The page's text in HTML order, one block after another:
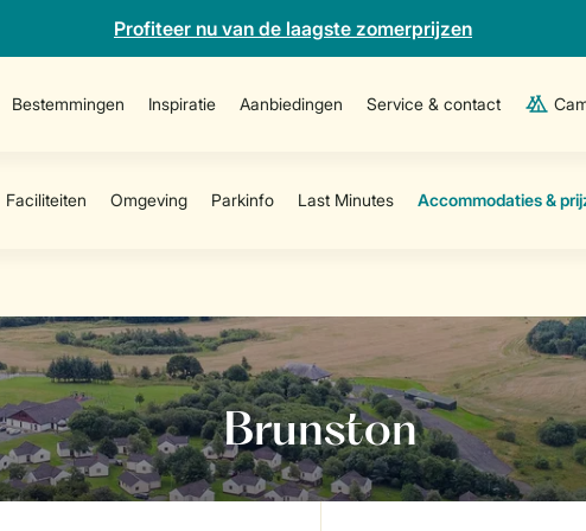
Profiteer nu van de laagste zomerprijzen
Bestemmingen Inspiratie Aanbiedingen Service & contact